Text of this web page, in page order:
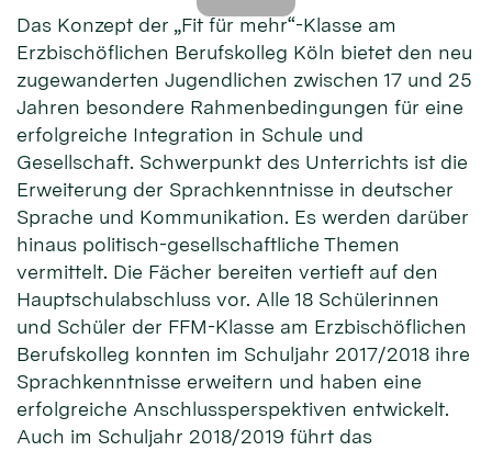
Das Konzept der „Fit für mehr“-Klasse am
Erzbischöflichen Berufskolleg Köln bietet den neu
zugewanderten Jugendlichen zwischen 17 und 25
Jahren besondere Rahmenbedingungen für eine
erfolgreiche Integration in Schule und
Gesellschaft. Schwerpunkt des Unterrichts ist die
Erweiterung der Sprachkenntnisse in deutscher
Sprache und Kommunikation. Es werden darüber
hinaus politisch-gesellschaftliche Themen
vermittelt. Die Fächer bereiten vertieft auf den
Hauptschulabschluss vor. Alle 18 Schülerinnen
und Schüler der FFM-Klasse am Erzbischöflichen
Berufskolleg konnten im Schuljahr 2017/2018 ihre
Sprachkenntnisse erweitern und haben eine
erfolgreiche Anschlussperspektiven entwickelt.
Auch im Schuljahr 2018/2019 führt das